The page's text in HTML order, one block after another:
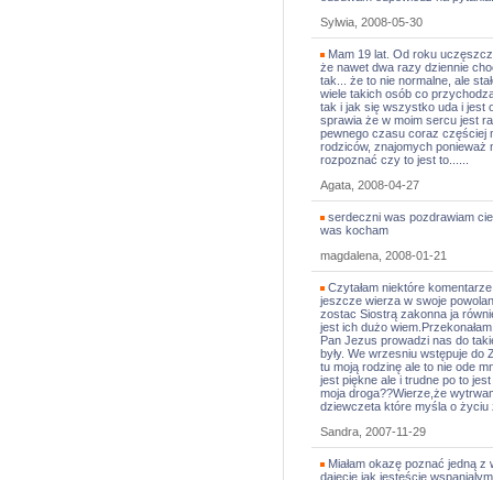
Sylwia, 2008-05-30
Mam 19 lat. Od roku
że nawet dwa razy dziennie
tak... że to nie normalne, ale
wiele takich osób co
tak i jak się wszystko uda i jest
sprawia że w moim sercu jest
pewnego czasu coraz częściej
rodziców, znajomych ponieważ
rozpoznać czy to jest to......
Agata, 2008-04-27
serdeczni was pozdrawiam
was kocham
magdalena, 2008-01-21
Czytałam niektóre
jeszcze wierza w swoje
zostac Siostrą zakonna ja
jest ich dużo
Pan Jezus prowadzi nas do
były. We wrzesniu wstępuje do
tu moją rodzinę ale to nie ode
jest piękne ale i trudne po to
moja droga??Wierze,że
dziewczeta które myśla o życiu
Sandra, 2007-11-29
Miałam okazę poznać jedną
dajecie,jak jesteście